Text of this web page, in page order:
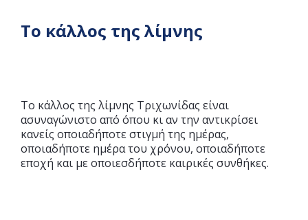
Το κάλλος της λίμνης
Το κάλλος της λίμνης Τριχωνίδας είναι
ασυναγώνιστο από όπου κι αν την αντικρίσει
κανείς οποιαδήποτε στιγμή της ημέρας,
οποιαδήποτε ημέρα του χρόνου, οποιαδήποτε
εποχή και με οποιεσδήποτε καιρικές συνθήκες.